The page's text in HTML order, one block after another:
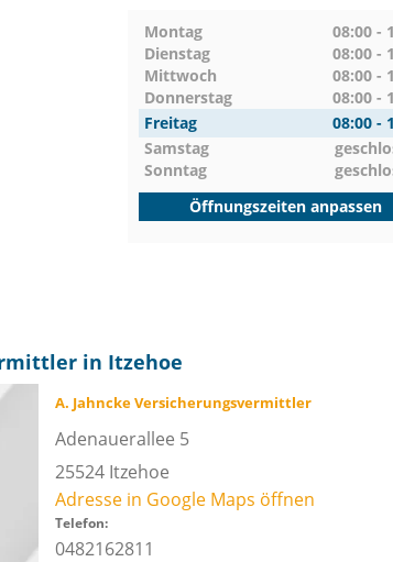
Montag
08:00 -
Dienstag
08:00 -
Mittwoch
08:00 -
Donnerstag
08:00 -
Freitag
08:00 -
Samstag
Sonntag
Öffnungszeiten anpassen
in Itzehoe
A. Jahncke Versicherungsvermittler
Adenauerallee 5
25524 Itzehoe
Adresse in Google Maps öffnen
Telefon:
0482162811